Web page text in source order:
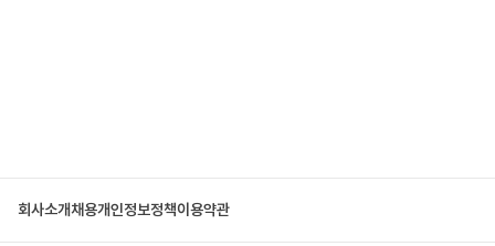
회사소개채용개인정보정책이용약관